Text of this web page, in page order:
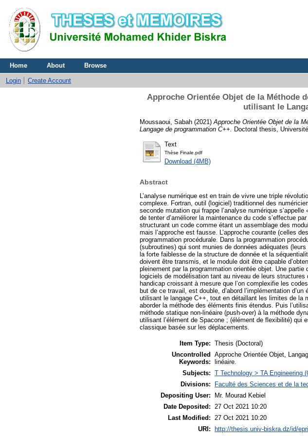
Home About Browse
Login Create Account
Approche Orientée Objet de la Méthode
utilisant le
Moussaoui, Sabah (2021) Approche Orientée Objet de la
Langage de programmation C++.
Doctoral thesis,
Text
Thèse Finale.pdf
Download (4MB)
Abstract
L’analyse numérique est en train de vivre une triple
complexe. Fortran, outil (logiciel) traditionnel des
seconde mutation qui frappe l’analyse numérique
de tenter d’améliorer la maintenance du code s’effectue
structurant un code comme étant un assemblage des
mais l’approche est fausse. L’approche courante (celles
programmation procédurale. Dans la programmation
(subroutines) qui sont munies de données adéquates
la forte faiblesse de la structure de donnée et la
doivent être transmis, et le module doit être capable
pleinement par la programmation orientée objet. Une
logiciels de modélisation tant au niveau de leurs
handicap croissant à mesure que l’on complexifie les
but de ce travail, est double, d’abord l’implémentation
utilisant le langage C++, tout en détaillant les limites de
aborder la méthode des éléments finis étendus. Puis
méthode statique non-linéaire (push-over) à la méthode
utilisant l’élément de Spacone ; (élément de flexibilité) qui
classique basée sur les déplacements.
Item Type: Thesis (Doctoral)
Uncontrolled
Keywords:
Approche Orientée Objet,
linéaire.
Subjects: T Technology > TA Engineering
Divisions:
Faculté des Sciences et de la
Depositing User:
Mr. Mourad Kebiel
Date Deposited:
27 Oct 2021 10:20
Last Modified:
27 Oct 2021 10:20
URI:
http://thesis.univ-biskra.dz/id/